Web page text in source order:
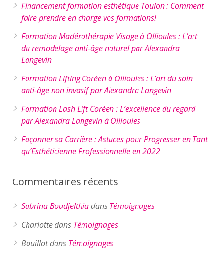
Financement formation esthétique Toulon : Comment
faire prendre en charge vos formations!
Formation Madérothérapie Visage à Ollioules : L’art
du remodelage anti-âge naturel par Alexandra
Langevin
Formation Lifting Coréen à Ollioules : L’art du soin
anti-âge non invasif par Alexandra Langevin
Formation Lash Lift Coréen : L’excellence du regard
par Alexandra Langevin à Ollioules
Façonner sa Carrière : Astuces pour Progresser en Tant
qu’Esthéticienne Professionnelle en 2022
Commentaires récents
Sabrina Boudjelthiadans Témoignages
Charlottedans Témoignages
Bouillotdans Témoignages